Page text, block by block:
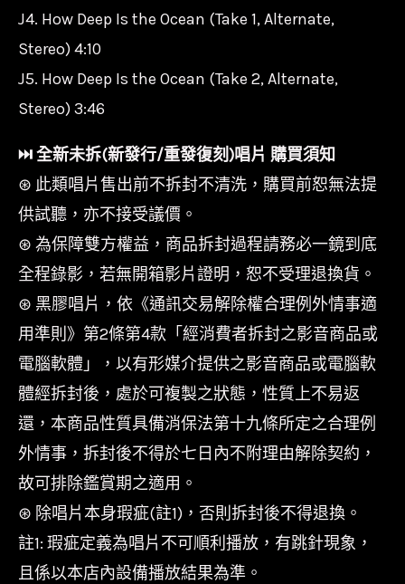
J4. How Deep Is the Ocean (Take 1, Alternate,
Stereo) 4:10
J5. How Deep Is the Ocean (Take 2, Alternate,
Stereo) 3:46
⏭︎ 全新未拆(新發行/重發復刻)唱片 購買須知
⊛ 此類唱片售出前不拆封不清洗，購買前恕無法提
供試聽，亦不接受議價。
⊛ 為保障雙方權益，商品拆封過程請務必一鏡到底
全程錄影，若無開箱影片證明，恕不受理退換貨。
⊛ 黑膠唱片，依《通訊交易解除權合理例外情事適
用準則》第2條第4款「經消費者拆封之影音商品或
電腦軟體」，以有形媒介提供之影音商品或電腦軟
體經拆封後，處於可複製之狀態，性質上不易返
還，本商品性質具備消保法第十九條所定之合理例
外情事，拆封後不得於七日內不附理由解除契約，
故可排除鑑賞期之適用。
⊛ 除唱片本身瑕疵(註1)，否則拆封後不得退換。
註1: 瑕疵定義為唱片不可順利播放，有跳針現象，
且係以本店內設備播放結果為準。